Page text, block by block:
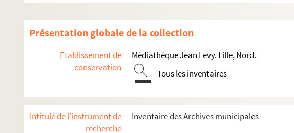
Présentation globale de la collection
Etablissement de
conservation
Médiathèque Jean Levy. Lille, Nord.
Tous les inventaires
Intitulé de l'instrument de
recherche
Inventaire des Archives municipales
am3-ia1-1868. Chansons de 1868
am3-ia1-1870. Chansons de 1870
am3-ia1-1873. Chansons de 1873
am3-ia1-1875. Chansons de 1875
am3-ia1-1876. Chansons de 1876